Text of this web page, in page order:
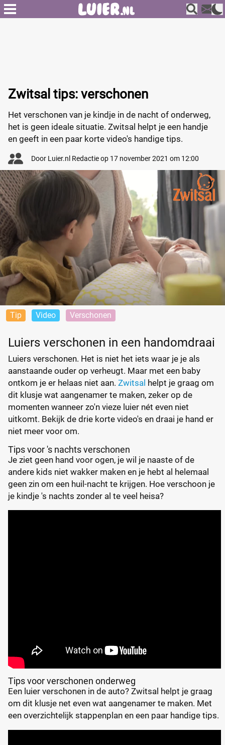
Zwitsal tips: verschonen
Het verschonen van je kindje in de nacht of onderweg,
het is geen ideale situatie. Zwitsal helpt je een handje
en geeft in een paar korte video's handige tips.
Door Luier.nl Redactieop 17 november 2021 om 12:00
Tip Video Verschonen
Luiers verschonen in een handomdraai
Luiers verschonen. Het is niet het iets waar je je als
aanstaande ouder op verheugt. Maar met een baby
ontkom je er helaas niet aan. Zwitsal helpt je graag om
dit klusje wat aangenamer te maken, zeker op de
momenten wanneer zo'n vieze luier nét even niet
uitkomt. Bekijk de drie korte video's en draai je hand er
niet meer voor om.
Tips voor 's nachts verschonen
Je ziet geen hand voor ogen, je wil je naaste of de
andere kids niet wakker maken en je hebt al helemaal
geen zin om een huil-nacht te krijgen. Hoe verschoon je
je kindje 's nachts zonder al te veel heisa?
Tips voor verschonen onderweg
Een luier verschonen in de auto? Zwitsal helpt je graag
om dit klusje net even wat aangenamer te maken. Met
een overzichtelijk stappenplan en een paar handige tips.